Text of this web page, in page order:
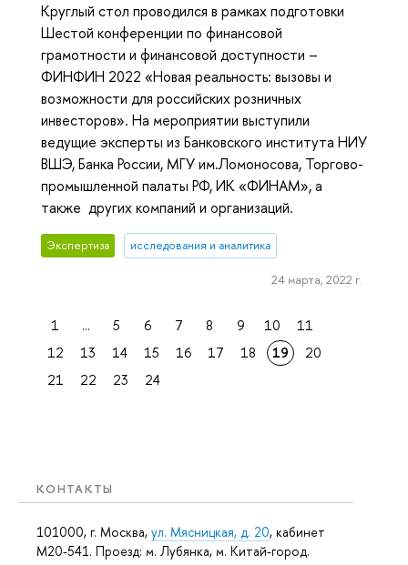
КОНТАКТЫ
101000, г. Москва, ул. Мясницкая, д. 20, кабинет
М20-541. Проезд: м. Лубянка, м. Китай-город.
Круглый стол проводился в рамках подготовки
Шестой конференции по финансовой
грамотности и финансовой доступности –
ФИНФИН 2022 «Новая реальность: вызовы и
возможности для российских розничных
инвесторов». На мероприятии выступили
ведущие эксперты из Банковского института НИУ
ВШЭ, Банка России, МГУ им.Ломоносова, Торгово-
промышленной палаты РФ, ИК «ФИНАМ», а
также других компаний и организаций.
Экспертиза исследования и аналитика
24 марта, 2022 г.
1 ... 5 6 7 8 9 10
11
12
13 14 15 16 17 18 19
20
21
22 23 24